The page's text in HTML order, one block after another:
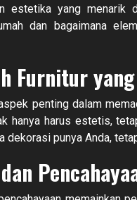
estetika yang menarik
dan bagaimana
Furnitur
penting dalam
hanya harus estetis,
dekorasi punya Anda,